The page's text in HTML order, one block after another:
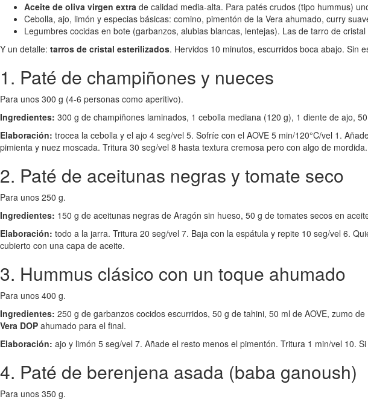
Aceite de oliva virgen extra de calidad media-alta. Para patés crudos (tipo hummus)
Cebolla, ajo, limón y especias básicas: comino, pimentón de la Vera ahumado, curry
Legumbres cocidas en bote (garbanzos, alubias blancas, lentejas). Las de tarro de
Y un detalle: tarros de cristal esterilizados. Hervidos 10 minutos, escurridos boca abajo. Sin
1. Paté de champiñones y nueces
Para unos 300 g (4-6 personas como aperitivo).
Ingredientes: 300 g de champiñones laminados, 1 cebolla mediana (120 g), 1 diente de ajo,
Elaboración: trocea la cebolla y el ajo 4 seg/vel 5. Sofríe con el AOVE 5 min/120°C/vel 1.
pimienta y nuez moscada. Tritura 30 seg/vel 8 hasta textura cremosa pero con algo de
2. Paté de aceitunas negras y tomate seco
Para unos 250 g.
Ingredientes: 150 g de aceitunas negras de Aragón sin hueso, 50 g de tomates secos en
Elaboración: todo a la jarra. Tritura 20 seg/vel 7. Baja con la espátula y repite 10 seg/vel 6.
cubierto con una capa de aceite.
3. Hummus clásico con un toque ahumado
Para unos 400 g.
Ingredientes: 250 g de garbanzos cocidos escurridos, 50 g de tahini, 50 ml de AOVE, zumo
Vera DOP ahumado para el final.
Elaboración: ajo y limón 5 seg/vel 7. Añade el resto menos el pimentón. Tritura 1 min/vel 10.
4. Paté de berenjena asada (baba ganoush)
Para unos 350 g.